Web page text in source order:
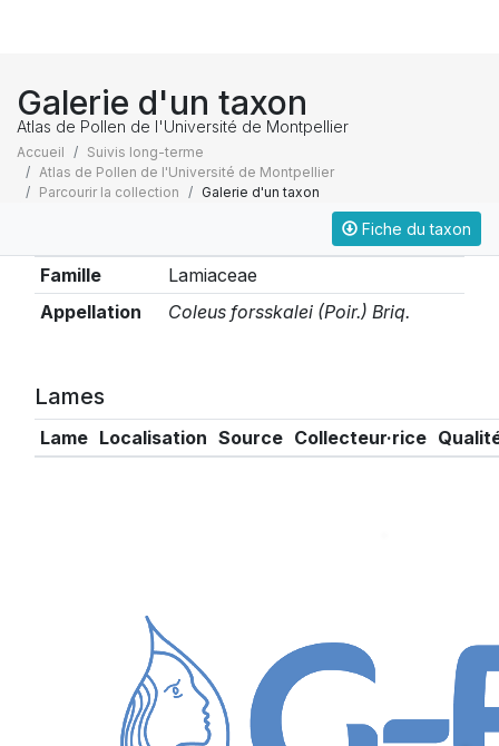
Galerie d'un taxon
Atlas de Pollen de l'Université de Montpellier
Accueil
Suivis long-terme
Atlas de Pollen de l'Université de Montpellier
Parcourir la collection
Galerie d'un taxon
Fiche du taxon
Famille
Lamiaceae
Appellation
Coleus forsskalei (Poir.) Briq.
Lames
Lame Localisation Source Collecteur·rice